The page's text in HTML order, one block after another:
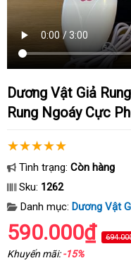
Dương Vật Giả Rung Thụt Toả Nhiệt Gắn Tường
Rung Ngoáy Cực
Tình trạng: Còn hàng
Sku: 1262
Danh mục: Dương Vật
590.000₫
Khuyến mãi:-15%